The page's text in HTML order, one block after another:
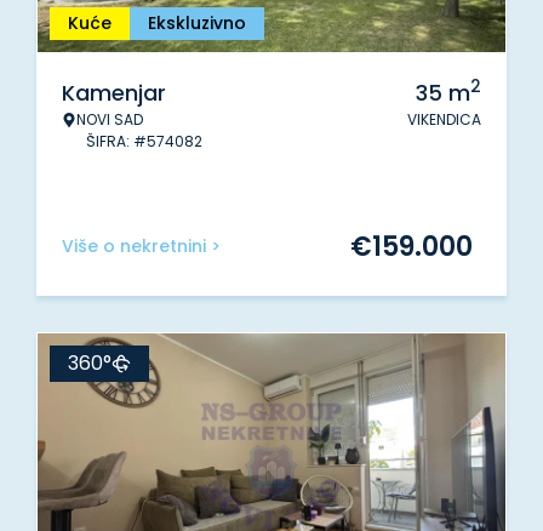
Kuće Ekskluzivno
Kamenjar
NOVI SAD
ŠIFRA: #574082
35 m2
VIKENDICA
Više o nekretnini > €159.000
360°